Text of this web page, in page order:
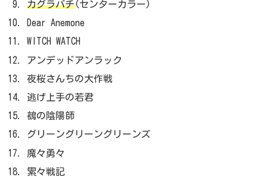
カグラバチ(センターカラー)
Dear Anemone
WITCH WATCH
アンデッドアンラック
夜桜さんちの大作戦
逃げ上手の若君
鵺の陰陽師
グリーングリーングリーンズ
魔々勇々
累々戦記